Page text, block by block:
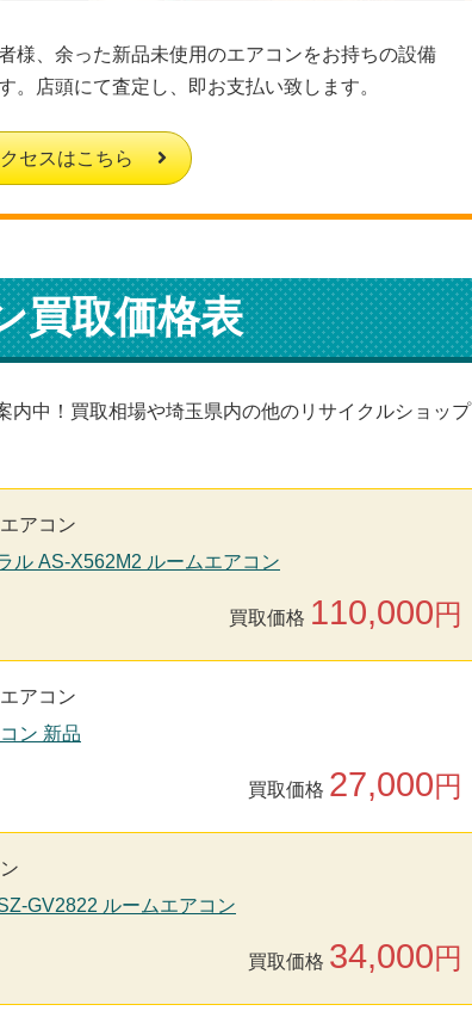
様、余った新品未使用のエアコンをお持ちの設備
店頭にて査定し、即お支払い致します。
セスはこちら
買取価格表
内中！買取相場や埼玉県内の他のリサイクルショップ
アコン
ル AS-X562M2 ルームエアコン
買取価格 110,000円
アコン
ン 新品
買取価格 27,000円
GV2822 ルームエアコン
買取価格 34,000円